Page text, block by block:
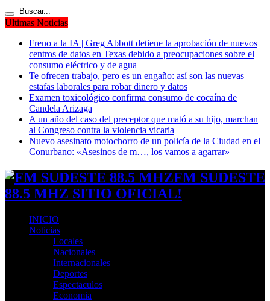
Ultimas Noticias
Freno a la IA | Greg Abbott detiene la aprobación de nuevos
centros de datos en Texas debido a preocupaciones sobre el
consumo eléctrico y de agua
Te ofrecen trabajo, pero es un engaño: así son las nuevas
estafas laborales para robar dinero y datos
Examen toxicológico confirma consumo de cocaína de
Candela Arizaga
A un año del caso del preceptor que mató a su hijo, marchan
al Congreso contra la violencia vicaria
Nuevo asesinato motochorro de un policía de la Ciudad en el
Conurbano: «Asesinos de m…, los vamos a agarrar»
FM SUDESTE
88.5 MHZ SITIO OFICIAL!
INICIO
Noticias
Locales
Nacionales
Internacionales
Deportes
Espectaculos
Economia